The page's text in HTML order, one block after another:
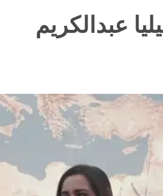
عبدالكريم